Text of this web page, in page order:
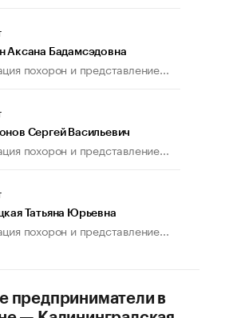
стареет иначе». Как живет глава
Аксана Бадамсэдовна
похорон и представление...
Сергей Васильевич
похорон и представление...
Татьяна Юрьевна
похорон и представление...
предприниматели в